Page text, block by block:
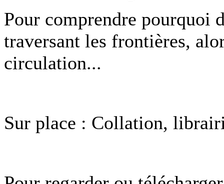
Pour comprendre pourquoi
traversant les frontières,
circulation...
Sur place : Collation,